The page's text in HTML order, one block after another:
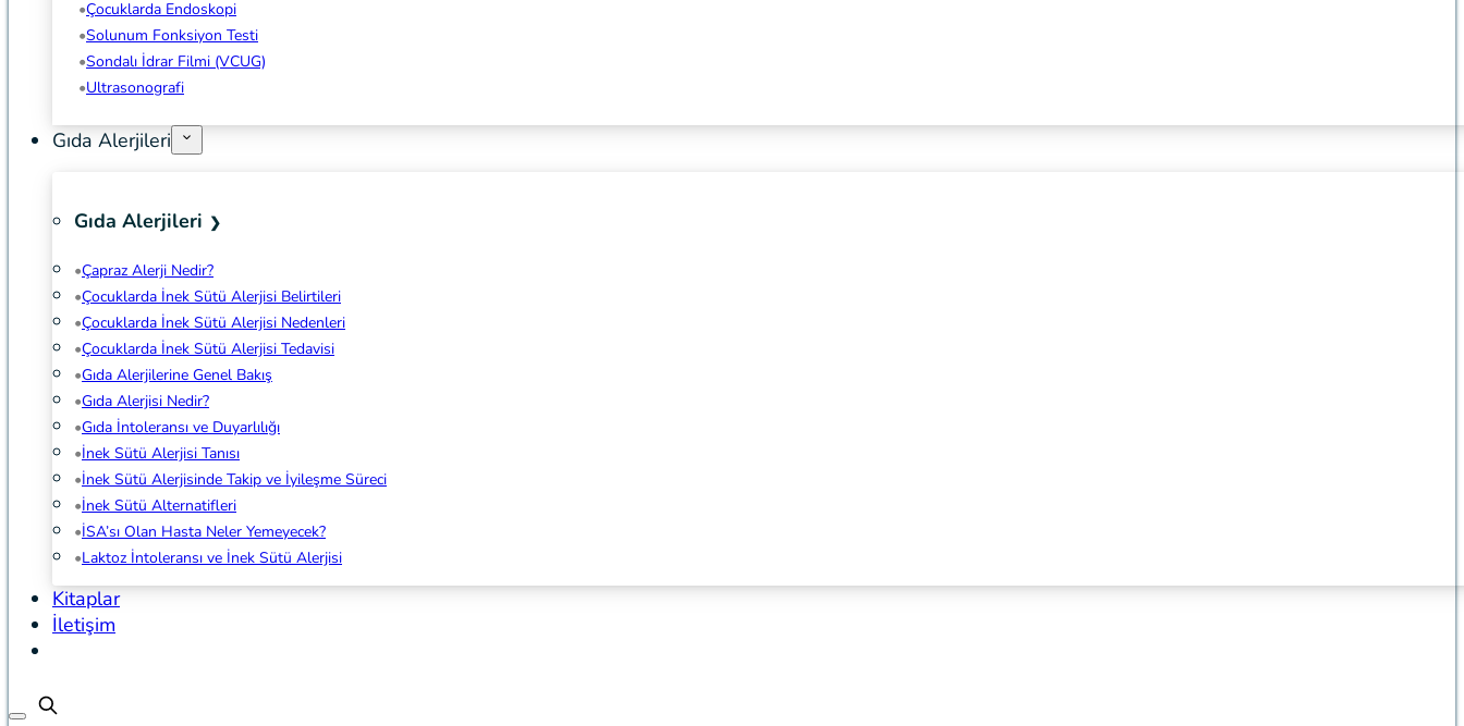
Çocuklarda Endoskopi
Solunum Fonksiyon Testi
Sondalı İdrar Filmi (VCUG)
Ultrasonografi
Gıda Alerjileri
Gıda Alerjileri
Çapraz Alerji Nedir?
Çocuklarda İnek Sütü Alerjisi Belirtileri
Çocuklarda İnek Sütü Alerjisi Nedenleri
Çocuklarda İnek Sütü Alerjisi Tedavisi
Gıda Alerjilerine Genel Bakış
Gıda Alerjisi Nedir?
Gıda İntoleransı ve Duyarlılığı
İnek Sütü Alerjisi Tanısı
İnek Sütü Alerjisinde Takip ve İyileşme Süreci
İnek Sütü Alternatifleri
İSA’sı Olan Hasta Neler Yemeyecek?
Laktoz İntoleransı ve İnek Sütü Alerjisi
Kitaplar
İletişim